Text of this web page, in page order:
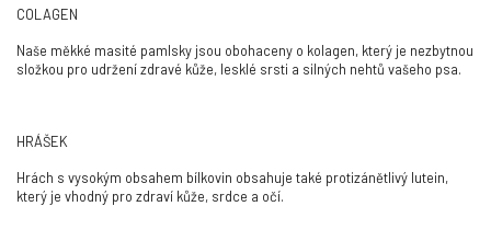
COLAGEN
Naše měkké masité pamlsky jsou obohaceny o kolagen, který je nezbytnou
složkou pro udržení zdravé kůže, lesklé srsti a silných nehtů vašeho psa.
HRÁŠEK
Hrách s vysokým obsahem bílkovin obsahuje také protizánětlivý lutein,
který je vhodný pro zdraví kůže, srdce a očí.